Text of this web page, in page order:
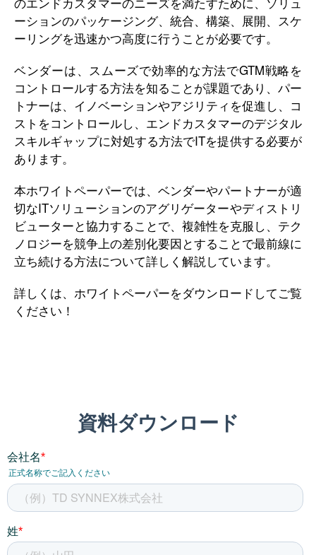
ーションのパッケージング、統合、構築、展開、スケ
ーリングを迅速かつ高度に行うことが必要です。
ベンダーは、スムーズで効率的な方法でGTM戦略を
コントロールする方法を知ることが課題であり、パー
トナーは、イノベーションやアジリティを促進し、コ
ストをコントロールし、エンドカスタマーのデジタル
スキルギャップに対処する方法でITを提供する必要が
あります。
本ホワイトペーパーでは、ベンダーやパートナーが適
切なITソリューションのアグリゲーターやディストリ
ビューターと協力することで、複雑性を克服し、テク
ノロジーを競争上の差別化要因とすることで最前線に
立ち続ける方法について詳しく解説しています。
詳しくは、ホワイトペーパーをダウンロードしてご覧
ください！